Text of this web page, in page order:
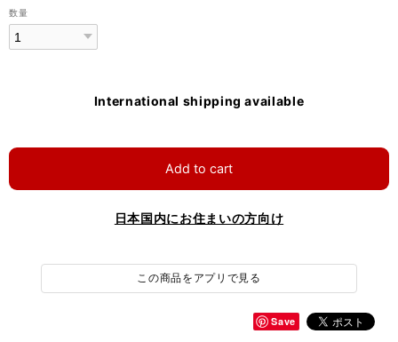
数量
International shipping available
Add to cart
日本国内にお住まいの方向け
この商品をアプリで見る
Save